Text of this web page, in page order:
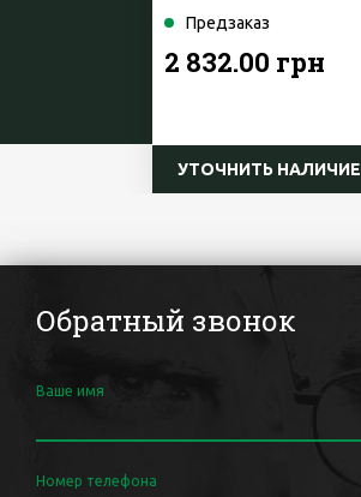
Предзаказ
2 832.00 грн
УТОЧНИТЬ НАЛИЧИЕ
Обратный звонок
Ваше имя
Номер телефона